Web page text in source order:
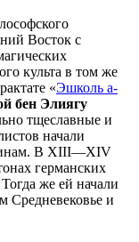
Восток с
культа в том же
«Эшколь а-
бен Элиягу
тщеславные и
начали
В XIII—XIV
германских
же ей начали
Средневековье и